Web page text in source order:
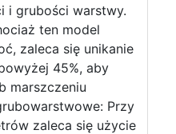
i grubości warstwy.
ten model
zaleca się unikanie
45%, aby
marszczeniu
Przy
zaleca się użycie